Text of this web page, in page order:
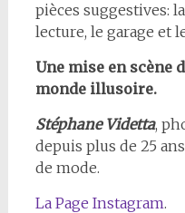
pièces suggestives:
lecture, le garage et
Une mise en scène
monde illusoire.
Stéphane Videtta,
depuis plus de 25
de mode.
La Page Instagram.